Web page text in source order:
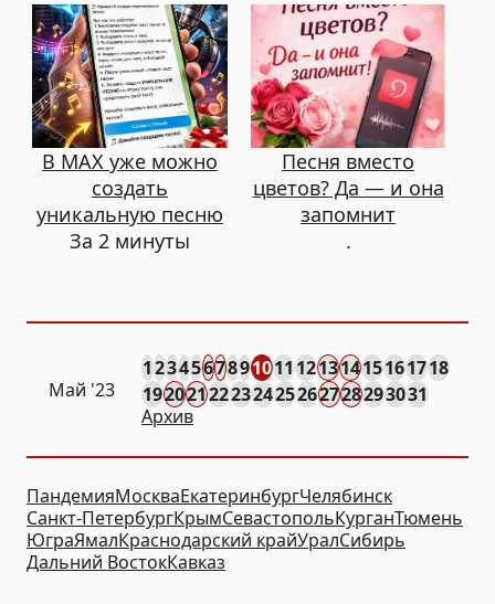
В MAX уже можно
создать
уникальную песню
За 2 минуты
Песня вместо
цветов? Да — и она
запомнит
.
Май '23
123456789101112131415161718
19202122232425262728293031
Архив
ПандемияМоскваЕкатеринбургЧелябинск
Санкт-ПетербургКрымСевастопольКурганТюмень
ЮграЯмалКраснодарский крайУралСибирь
Дальний ВостокКавказ